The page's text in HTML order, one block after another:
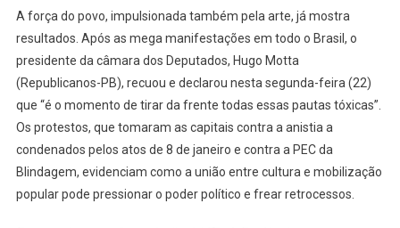
A força do povo, impulsionada também pela arte, já mostra
resultados. Após as mega manifestações em todo o Brasil, o
presidente da câmara dos Deputados, Hugo Motta
(Republicanos-PB), recuou e declarou nesta segunda-feira (22)
que “é o momento de tirar da frente todas essas pautas tóxicas”.
Os protestos, que tomaram as capitais contra a anistia a
condenados pelos atos de 8 de janeiro e contra a PEC da
Blindagem, evidenciam como a união entre cultura e mobilização
popular pode pressionar o poder político e frear retrocessos.